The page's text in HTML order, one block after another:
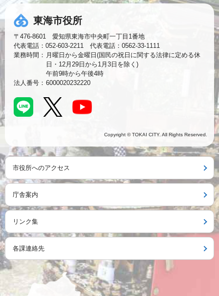
東海市役所
〒476-8601 愛知県東海市中央町一丁目1番地
代表電話：052-603-2211 代表電話：0562-33-1111
業務時間： 月曜日から金曜日(国民の祝日に関する法律に定める休
日・12月29日から1月3日を除く)
午前9時から午後4時
法人番号： 6000020232220
Copyright © TOKAI CITY. All Rights Reserved.
市役所へのアクセス
庁舎案内
リンク集
各課連絡先